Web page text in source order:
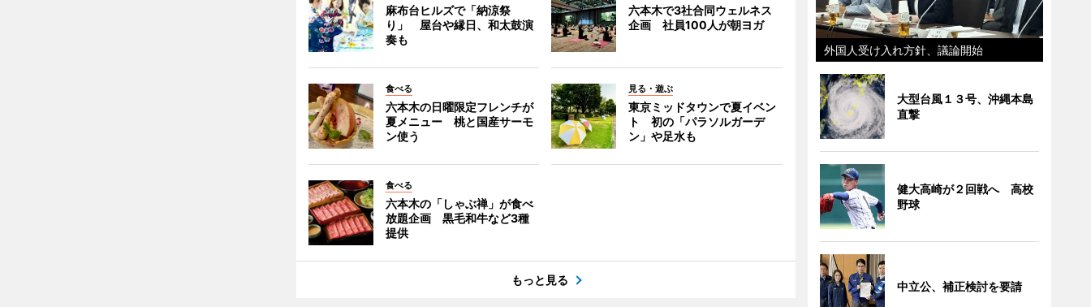
麻布台ヒルズで「納涼祭
り」 屋台や縁日、和太鼓演
奏も
六本木で3社合同ウェルネス
企画 社員100人が朝ヨガ
食べる
六本木の日曜限定フレンチが
夏メニュー 桃と国産サーモ
ン使う
見る・遊ぶ
東京ミッドタウンで夏イベン
ト 初の「パラソルガーデ
ン」や足水も
食べる
六本木の「しゃぶ禅」が食べ
放題企画 黒毛和牛など3種
提供
もっと見る
外国人受け入れ方針、議論開始
大型台風１３号、沖縄本島
直撃
健大高崎が２回戦へ 高校
野球
中立公、補正検討を要請